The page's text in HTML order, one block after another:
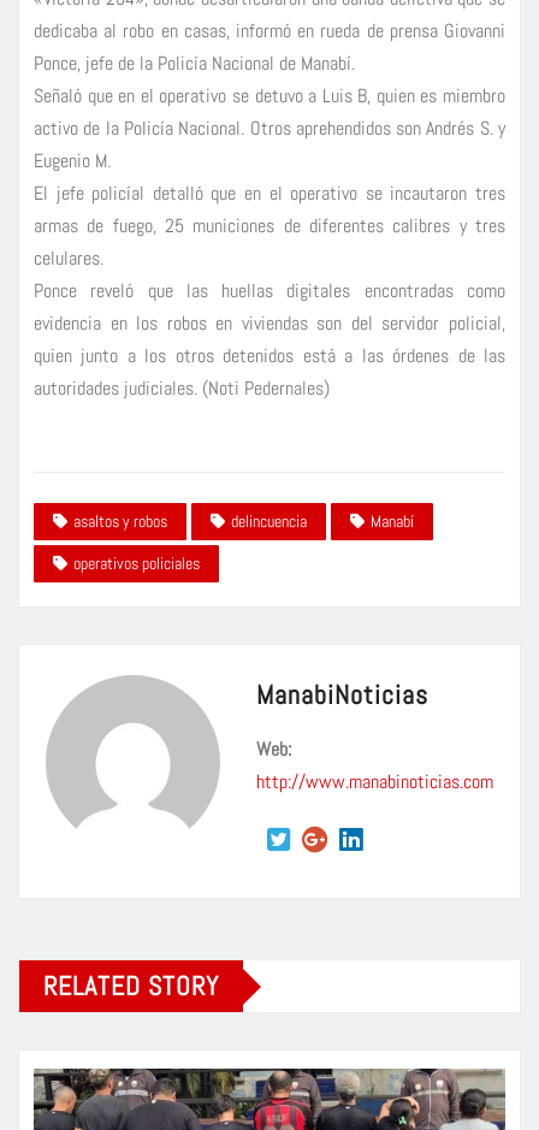
dedicaba al robo en casas, informó en rueda de prensa Giovanni
Ponce, jefe de la Policía Nacional de Manabí.
Señaló que en el operativo se detuvo a Luis B, quien es miembro
activo de la Policía Nacional. Otros aprehendidos son Andrés S. y
Eugenio M.
El jefe policíal detalló que en el operativo se incautaron tres
armas de fuego, 25 municiones de diferentes calibres y tres
celulares.
Ponce reveló que las huellas digitales encontradas como
evidencia en los robos en viviendas son del servidor policial,
quien junto a los otros detenidos está a las órdenes de las
autoridades judiciales. (Noti Pedernales)
asaltos y robos delincuencia
Manabí
operativos policiales
ManabiNoticias
Web:
http://www.manabinoticias.com
RELATED STORY